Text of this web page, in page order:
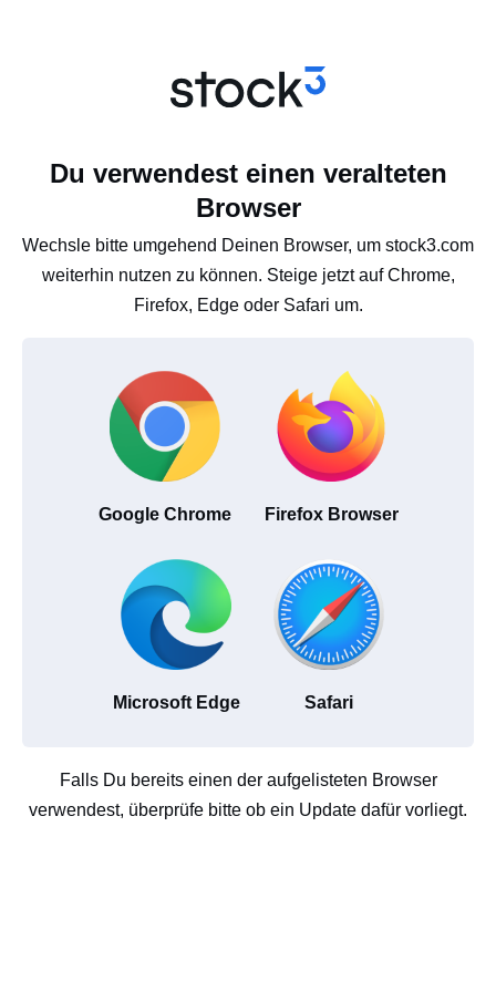
Du verwendest einen veralteten
Browser
Wechsle bitte umgehend Deinen Browser, um stock3.com
weiterhin nutzen zu können. Steige jetzt auf Chrome,
Firefox, Edge oder Safari um.
Google Chrome Firefox Browser
Microsoft Edge Safari
Falls Du bereits einen der aufgelisteten Browser
verwendest, überprüfe bitte ob ein Update dafür vorliegt.